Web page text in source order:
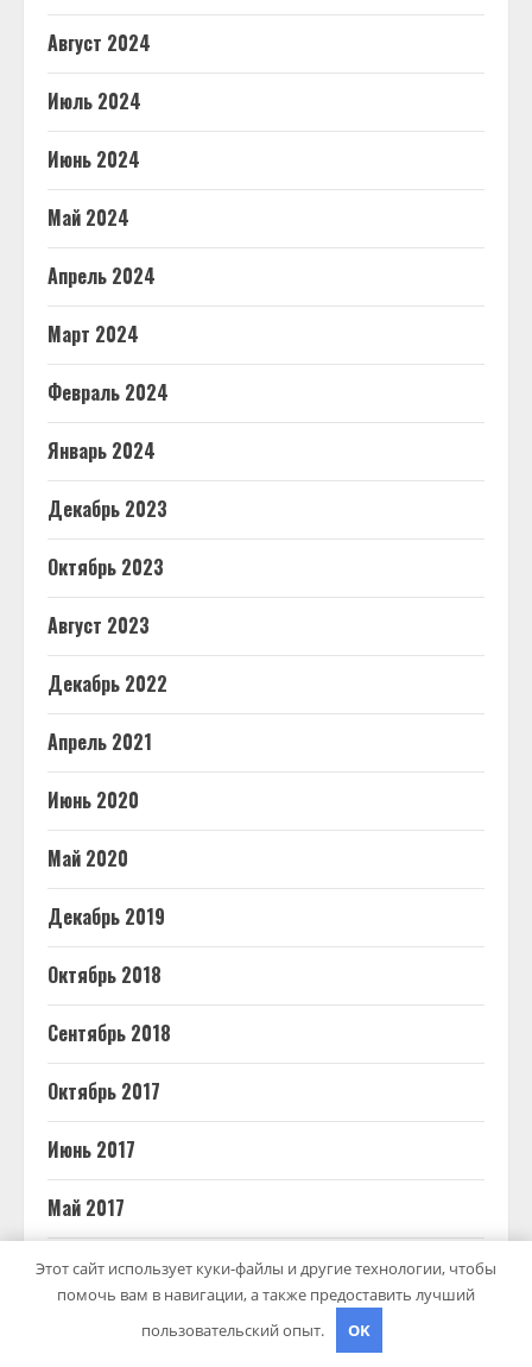
Август 2024
Июль 2024
Июнь 2024
Май 2024
Апрель 2024
Март 2024
Февраль 2024
Январь 2024
Декабрь 2023
Октябрь 2023
Август 2023
Декабрь 2022
Апрель 2021
Июнь 2020
Май 2020
Декабрь 2019
Октябрь 2018
Сентябрь 2018
Октябрь 2017
Июнь 2017
Май 2017
Март 2017
Февраль 2017
Этот сайт использует куки-файлы и другие технологии, чтобы
помочь вам в навигации, а также предоставить лучший
пользовательский опыт.
OK